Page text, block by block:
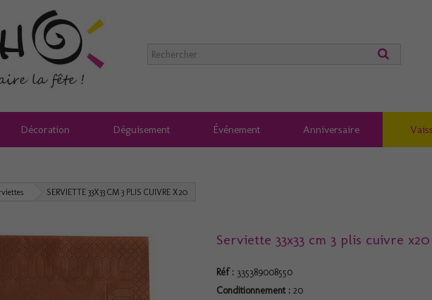
Décoration Déguisement Événement Anniversaire
SERVIETTE 33X33 CM 3 PLIS CUIVRE X20
Serviette 33x33 cm 3 plis cuivre x20
Réf : 335389008550
Conditionnement : 20